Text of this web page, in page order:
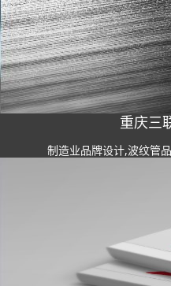
重庆三
制造业品牌设计,波纹管